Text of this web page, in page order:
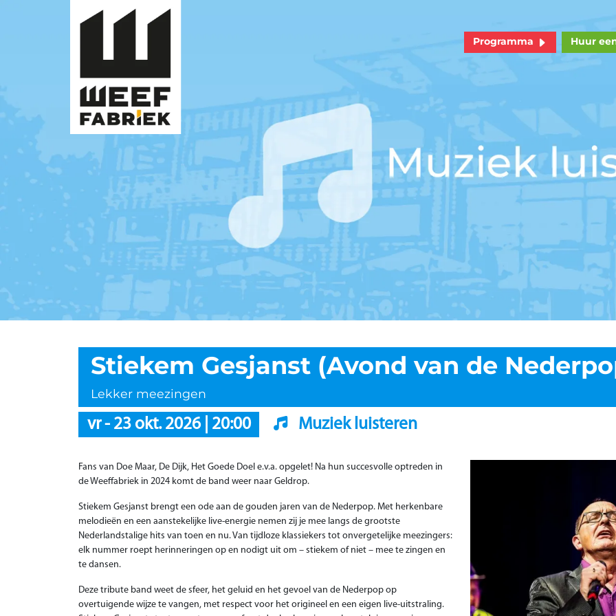
Programma Huur
Stiekem Gesjanst (Avond van de
Lekker meezingen
vr- 23 okt. 2026| 20:00 Muziek luisteren
Fans van Doe Maar, De Dijk, Het Goede Doel e.v.a. opgelet! Na hun succesvolle optreden in
de Weeffabriek in 2024 komt de band weer naar Geldrop.
Stiekem Gesjanst brengt een ode aan de gouden jaren van de Nederpop. Met herkenbare
melodieën en een aanstekelijke live-energie nemen zij je mee langs de grootste
Nederlandstalige hits van toen en nu. Van tijdloze klassiekers tot onvergetelijke meezingers:
elk nummer roept herinneringen op en nodigt uit om – stiekem of niet – mee te zingen en
te dansen.
Deze tribute band weet de sfeer, het geluid en het gevoel van de Nederpop op
overtuigende wijze te vangen, met respect voor het origineel en een eigen live-uitstraling.